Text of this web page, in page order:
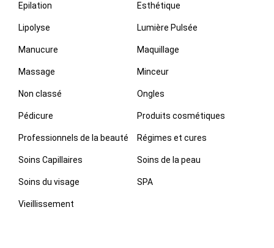
Epilation Esthétique
Lipolyse Lumière Pulsée
Manucure Maquillage
Massage Minceur
Non classé Ongles
Pédicure Produits cosmétiques
Professionnels de la beauté Régimes et cures
Soins Capillaires Soins de la peau
Soins du visage SPA
Vieillissement